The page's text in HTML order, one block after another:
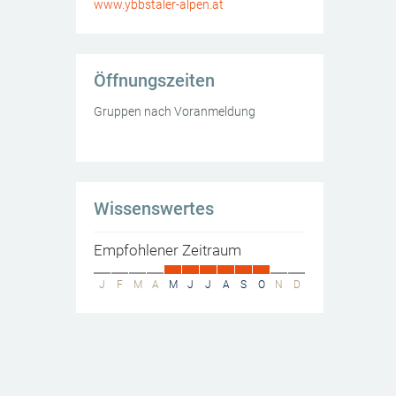
www.ybbstaler-alpen.at
Öffnungszeiten
Gruppen nach Voranmeldung
Wissenswertes
Empfohlener Zeitraum
J F M A M J J A S O N D